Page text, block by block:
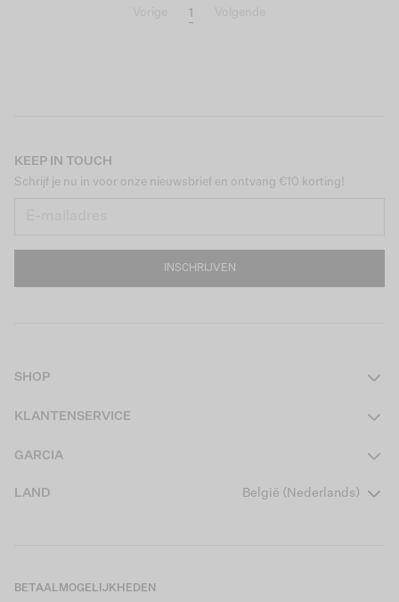
1
KEEP IN TOUCH
Schrijf je nu in voor onze nieuwsbrief en ontvang €10 korting!
INSCHRIJVEN
SHOP
Boys Teens
KLANTENSERVICE
GARCIA
LAND België (Nederlands)
BETAALMOGELIJKHEDEN